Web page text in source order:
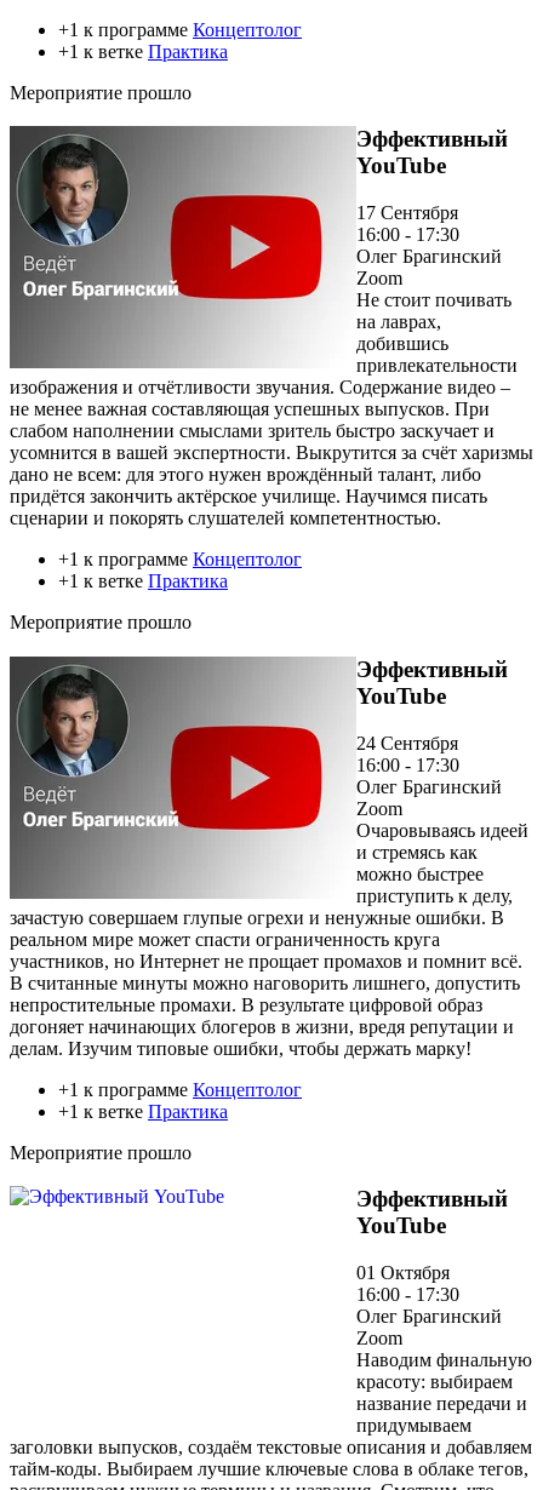
+1 к программе Концептолог
+1 к ветке Практика
Мероприятие прошло
Эффективный
YouTube
17 Сентября
16:00 - 17:30
Олег Брагинский
Zoom
Не стоит почивать
на лаврах,
добившись
привлекательности
изображения и отчётливости звучания. Содержание видео –
не менее важная составляющая успешных выпусков. При
слабом наполнении смыслами зритель быстро заскучает и
усомнится в вашей экспертности. Выкрутится за счёт харизмы
дано не всем: для этого нужен врождённый талант, либо
придётся закончить актёрское училище. Научимся писать
сценарии и покорять слушателей компетентностью.
+1 к программе Концептолог
+1 к ветке Практика
Мероприятие прошло
Эффективный
YouTube
24 Сентября
16:00 - 17:30
Олег Брагинский
Zoom
Очаровываясь идеей
и стремясь как
можно быстрее
приступить к делу,
зачастую совершаем глупые огрехи и ненужные ошибки. В
реальном мире может спасти ограниченность круга
участников, но Интернет не прощает промахов и помнит всё.
В считанные минуты можно наговорить лишнего, допустить
непростительные промахи. В результате цифровой образ
догоняет начинающих блогеров в жизни, вредя репутации и
делам. Изучим типовые ошибки, чтобы держать марку!
+1 к программе Концептолог
+1 к ветке Практика
Мероприятие прошло
Эффективный
YouTube
01 Октября
16:00 - 17:30
Олег Брагинский
Zoom
Наводим финальную
красоту: выбираем
название передачи и
придумываем
заголовки выпусков, создаём текстовые описания и добавляем
тайм-коды. Выбираем лучшие ключевые слова в облаке тегов,